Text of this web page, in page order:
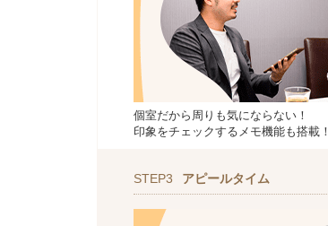
個室だから周りも気にならない！
印象をチェックするメモ機能も搭載！
STEP3 アピールタイム